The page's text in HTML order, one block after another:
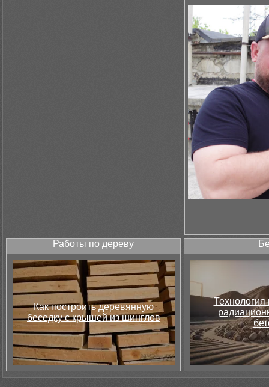
Работы по дереву
Как построить деревянную
беседку с крышей из шинглов
Технология